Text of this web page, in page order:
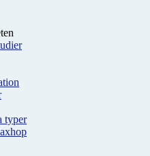
typer